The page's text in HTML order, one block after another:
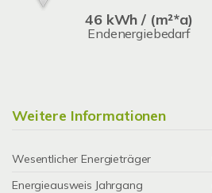
46 kWh / (m²*a)
Endenergiebedarf
Weitere Informationen
Wesentlicher Energieträger
Energieausweis Jahrgang